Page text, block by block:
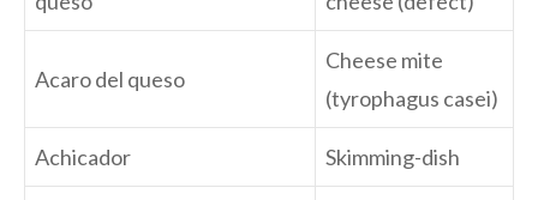
Acaro del queso
Cheese mite
(tyrophagus casei)
Achicador Skimming-dish